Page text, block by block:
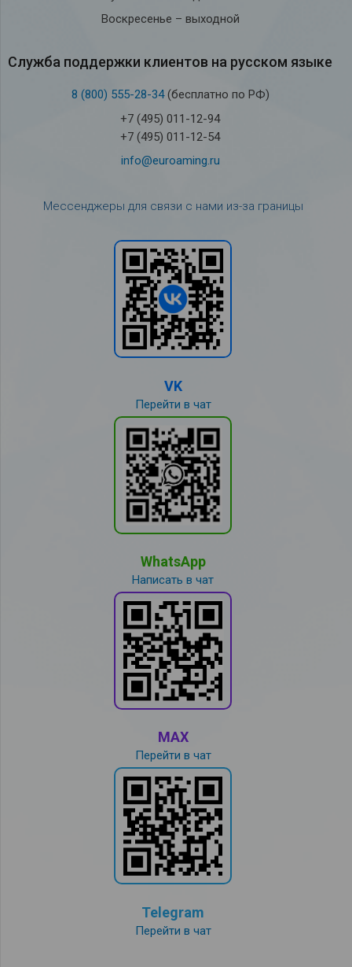
Воскресенье – выходной
Служба под­держки кли­ен­тов на рус­ском языке
8 (800) 555-28-34(бесплатно по РФ)
+7 (495) 011-12-94
+7 (495) 011-12-54
info@euroaming.ru
Мессенджеры для связи с нами из-за границы
VK
Перейти в чат
WhatsApp
Написать в чат
MAX
Перейти в чат
Telegram
Перейти в чат